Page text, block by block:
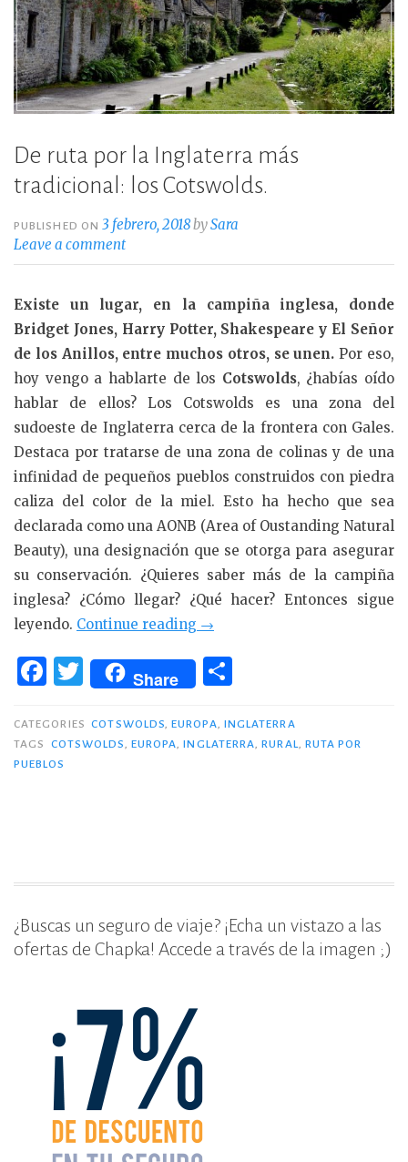
De ruta por la Inglaterra más
tradicional: los Cotswolds.
PUBLISHED ON3 febrero, 2018bySara
Leave a comment
Existe un lugar, en la campiña inglesa, donde
Bridget Jones, Harry Potter, Shakespeare y El Señor
de los Anillos, entre muchos otros, se unen.Por eso,
hoy vengo a hablarte de los Cotswolds, ¿habías oído
hablar de ellos? Los Cotswolds es una zona del
sudoeste de Inglaterra cerca de la frontera con Gales.
Destaca por tratarse de una zona de colinas y de una
infinidad de pequeños pueblos construidos con piedra
caliza del color de la miel. Esto ha hecho que sea
declarada como una AONB (Area of Oustanding Natural
Beauty), una designación que se otorga para asegurar
su conservación. ¿Quieres saber más de la campiña
inglesa? ¿Cómo llegar? ¿Qué hacer? Entonces sigue
leyendo. Continue reading «De
por
Inglaterra
más
→
F
c
e
k
T
w
it
te
Share
m
p
CATEGORIES COTSWOLDS,EUROPA, INGLATERRA
TAGS
COTSWOLDS, EUROPA,INGLATERRA,RURAL, RUTA POR
PUEBLOS
¿Buscas un seguro de viaje? ¡Echa un vistazo a las
ofertas de Chapka! Accede a través de la imagen ;)